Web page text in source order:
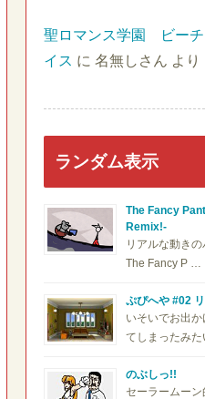
聖ロマンス学園 ビーチ
イス に 名無しさん より
ランダム表示
The Fancy
Remix!-
リアルな動き
The Fancy P …
ぷぴへや #02
いそいでお出
てしまったみ
のぶしっ!!
セーラームー